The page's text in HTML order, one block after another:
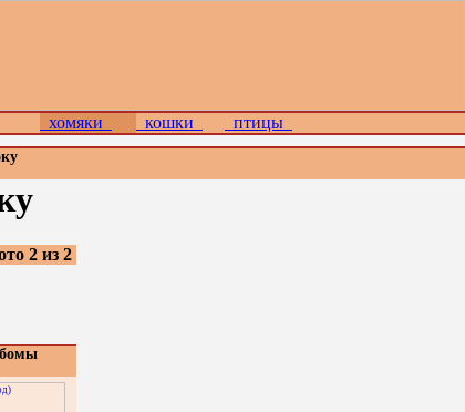
хомяки кошки птицы
2 из 2